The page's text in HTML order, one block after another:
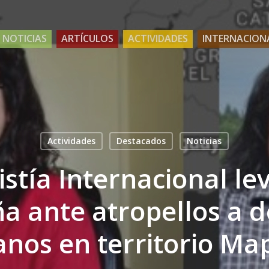
NOTICIAS ARTÍCULOS ACTIVIDADES
Actividades Destacados Noticias
Internacional
ante atropellos a
en territorio